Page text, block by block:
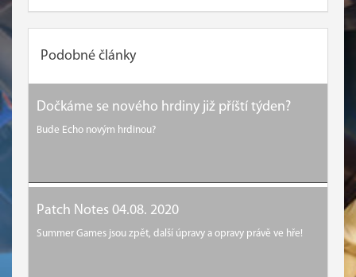
Podobné články
Dočkáme se nového hrdiny již příští týden?
Bude Echo novým hrdinou?
Patch Notes 04.08. 2020
Summer Games jsou zpět, další úpravy a opravy právě ve hře!